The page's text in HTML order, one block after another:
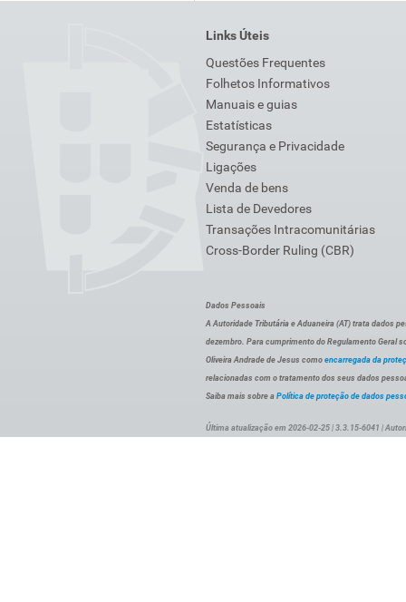
Links Úteis
Questões Frequentes
Folhetos Informativos
Manuais e guias
Estatísticas
Segurança e Privacidade
Ligações
Venda de bens
Lista de Devedores
Transações Intracomunitárias
Cross-Border Ruling (CBR)
Dados Pessoais
A Autoridade Tributária e Aduaneira (AT) trata dados
dezembro. Para cumprimento do Regulamento Geral
Oliveira Andrade de Jesus como encarregada da
relacionadas com o tratamento dos seus dados
Saiba mais sobre a Política de proteção de dados
Última atualização em 2026-02-25 | 3.3.15-6041 |